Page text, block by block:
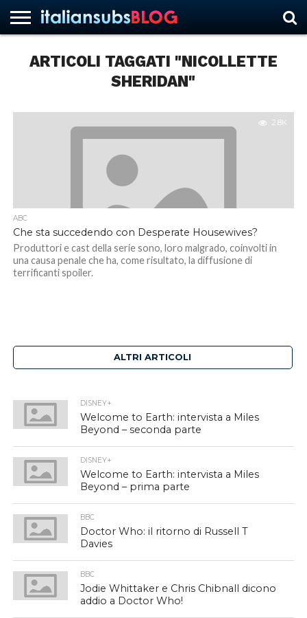
ARTICOLI TAGGATI "NICOLLETTE
SHERIDAN"
2.8K
ABC
Che sta succedendo con Desperate Housewives?
Produttori e cast della serie sono, loro malgrado, coinvolti in
una causa penale che ha, come risultato, la diffusione di
terrificanti spoiler.
ALTRI ARTICOLI
DISNEY+
Welcome to Earth: intervista a Miles
Beyond – seconda parte
DISNEY+
Welcome to Earth: intervista a Miles
Beyond – prima parte
BBC
Doctor Who: il ritorno di Russell T
Davies
BBC
Jodie Whittaker e Chris Chibnall dicono
addio a Doctor Who!